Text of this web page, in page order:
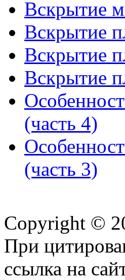
Вскрытие
Вскрытие
Вскрытие
Вскрытие
(часть 4)
(часть 3)
Copyright ©
При
ссылка на